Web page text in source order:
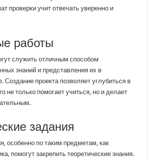
проверки учит отвечать уверенно и
работы
служить отличным способом
знаний и представления их в
Создание проекта позволяет углубиться в
не только помогает учиться, но и делает
задания
особенно по таким предметам, как
помогут закрепить теоретические знания.